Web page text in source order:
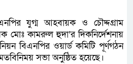
যুগ্ম আহবায়ক ও চৌদ্দগ্রাম
কামরুল হুদা’র দিকনির্দেশনায়
বিএনপির ওয়ার্ড কমিটি পূর্ণগঠন
সভা অনুষ্ঠিত হয়েছে।